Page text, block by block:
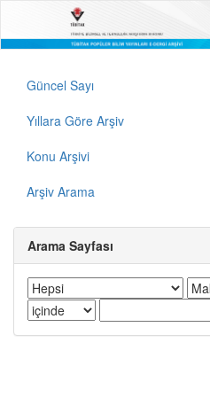
Güncel Sayı
Yıllara Göre Arşiv
Konu Arşivi
Arşiv Arama
Arama Sayfası